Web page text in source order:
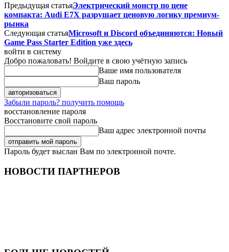
Предыдущая статьяЭлектрический монстр по цене
компакта: Audi E7X разрушает ценовую логику премиум-
рынка
Следующая статьяMicrosoft и Discord объединяются: Новый
Game Pass Starter Edition уже здесь
войти в систему
Добро пожаловать! Войдите в свою учётную запись
Ваше имя пользователя
Ваш пароль
Забыли пароль? получить помощь
восстановление пароля
Восстановите свой пароль
Ваш адрес электронной почты
Пароль будет выслан Вам по электронной почте.
НОВОСТИ ПАРТНЕРОВ